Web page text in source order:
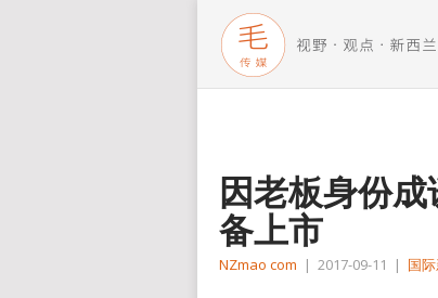
因老板身份
备上市
NZmao com | 2017-09-11 | 国